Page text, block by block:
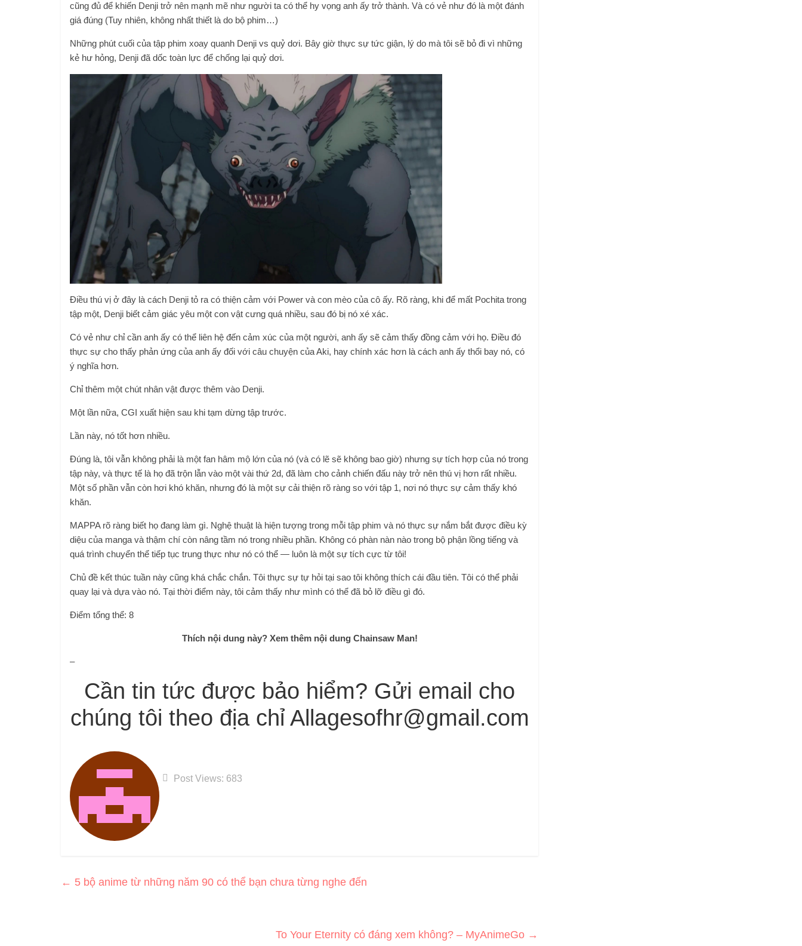
cũng đủ để khiến Denji trở nên mạnh mẽ như người ta có thể hy vọng anh ấy trở thành. Và có vẻ như đó là một đánh
giá đúng (Tuy nhiên, không nhất thiết là do bộ phim…)
Những phút cuối của tập phim xoay quanh Denji vs quỷ dơi. Bây giờ thực sự tức giận, lý do mà tôi sẽ bỏ đi vì những
kẻ hư hỏng, Denji đã dốc toàn lực để chống lại quỷ dơi.
Điều thú vị ở đây là cách Denji tỏ ra có thiện cảm với Power và con mèo của cô ấy. Rõ ràng, khi để mất Pochita trong
tập một, Denji biết cảm giác yêu một con vật cưng quá nhiều, sau đó bị nó xé xác.
Có vẻ như chỉ cần anh ấy có thể liên hệ đến cảm xúc của một người, anh ấy sẽ cảm thấy đồng cảm với họ. Điều đó
thực sự cho thấy phản ứng của anh ấy đối với câu chuyện của Aki, hay chính xác hơn là cách anh ấy thổi bay nó, có
ý nghĩa hơn.
Chỉ thêm một chút nhân vật được thêm vào Denji.
Một lần nữa, CGI xuất hiện sau khi tạm dừng tập trước.
Lần này, nó tốt hơn nhiều.
Đúng là, tôi vẫn không phải là một fan hâm mộ lớn của nó (và có lẽ sẽ không bao giờ) nhưng sự tích hợp của nó trong
tập này, và thực tế là họ đã trộn lẫn vào một vài thứ 2d, đã làm cho cảnh chiến đấu này trở nên thú vị hơn rất nhiều.
Một số phần vẫn còn hơi khó khăn, nhưng đó là một sự cải thiện rõ ràng so với tập 1, nơi nó thực sự cảm thấy khó
khăn.
MAPPA rõ ràng biết họ đang làm gì. Nghệ thuật là hiện tượng trong mỗi tập phim và nó thực sự nắm bắt được điều kỳ
diệu của manga và thậm chí còn nâng tầm nó trong nhiều phần. Không có phàn nàn nào trong bộ phận lồng tiếng và
quá trình chuyển thể tiếp tục trung thực như nó có thể — luôn là một sự tích cực từ tôi!
Chủ đề kết thúc tuần này cũng khá chắc chắn. Tôi thực sự tự hỏi tại sao tôi không thích cái đầu tiên. Tôi có thể phải
quay lại và dựa vào nó. Tại thời điểm này, tôi cảm thấy như mình có thể đã bỏ lỡ điều gì đó.
Điểm tổng thể: 8
Thích nội dung này? Xem thêm nội dung Chainsaw Man!
–
Cần tin tức được bảo hiểm? Gửi email cho
chúng tôi theo địa chỉAllagesofhr@gmail.com
Post Views: 683
← 5 bộ anime từ những năm 90 có thể bạn chưa từng nghe đến
To Your Eternity có đáng xem không? – MyAnimeGo →